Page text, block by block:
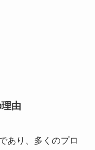
由
あり、多くのプロ